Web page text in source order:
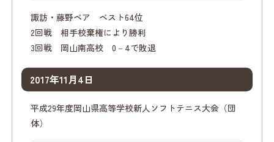
諏訪・藤野ペア ベスト64位
2回戦 相手校棄権により勝利
3回戦 岡山南高校 0－4で敗退
2017年11月4日
平成29年度岡山県高等学校新人ソフトテニス大会（団
体）